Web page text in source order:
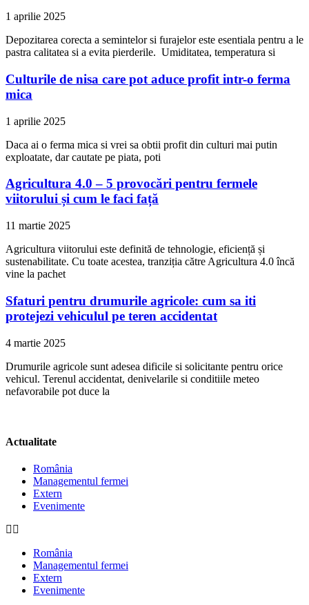
1 aprilie 2025
Depozitarea corecta a semintelor si furajelor este esentiala pentru a le
pastra calitatea si a evita pierderile. Umiditatea, temperatura si
Culturile de nisa care pot aduce profit intr-o ferma
mica
1 aprilie 2025
Daca ai o ferma mica si vrei sa obtii profit din culturi mai putin
exploatate, dar cautate pe piata, poti
Agricultura 4.0 – 5 provocări pentru fermele
viitorului și cum le faci față
11 martie 2025
Agricultura viitorului este definită de tehnologie, eficiență și
sustenabilitate. Cu toate acestea, tranziția către Agricultura 4.0 încă
vine la pachet
Sfaturi pentru drumurile agricole: cum sa iti
protejezi vehiculul pe teren accidentat
4 martie 2025
Drumurile agricole sunt adesea dificile si solicitante pentru orice
vehicul. Terenul accidentat, denivelarile si conditiile meteo
nefavorabile pot duce la
Actualitate
România
Managementul fermei
Extern
Evenimente
România
Managementul fermei
Extern
Evenimente